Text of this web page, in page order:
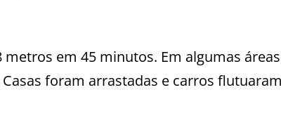
em 45 minutos. Em algumas
foram arrastadas e carros